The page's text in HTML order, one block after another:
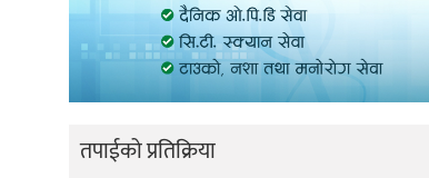
तपाईको प्रतिक्रिया